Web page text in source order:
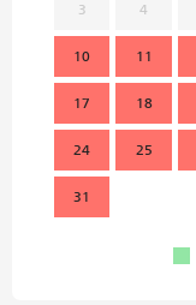
3 4
10 11
17 18
24 25
31